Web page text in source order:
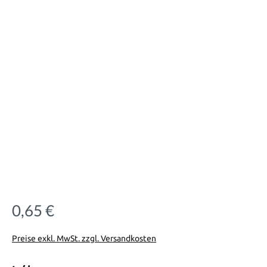
Regulärer Preis:
0,65 €
Preise exkl. MwSt. zzgl. Versandkosten